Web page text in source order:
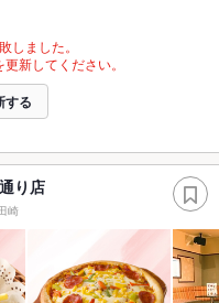
しました。
新してください。
する
り店
崎